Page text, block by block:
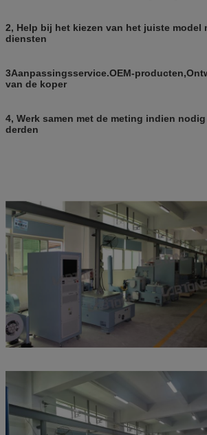
2, Help bij het kiezen van het juiste model
diensten
3Aanpassingsservice.OEM-producten,
van de koper
4, Werk samen met de meting indien
derden